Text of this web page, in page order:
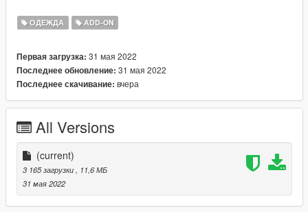
ОДЕЖДА ADD-ON
Первая загрузка: 31 мая 2022
Последнее обновление: 31 мая 2022
Последнее скачивание: вчера
All Versions
(current)
3 165 загрузки, 11,6 МБ
31 мая 2022